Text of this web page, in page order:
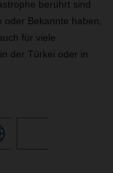
berührt sind
Bekannte haben,
für viele
der Türkei oder in